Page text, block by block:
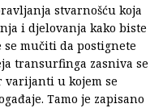
stvarnošću koja
i djelovanja kako biste
mučiti da postignete
transurfinga zasniva se
varijanti u kojem se
Tamo je zapisano